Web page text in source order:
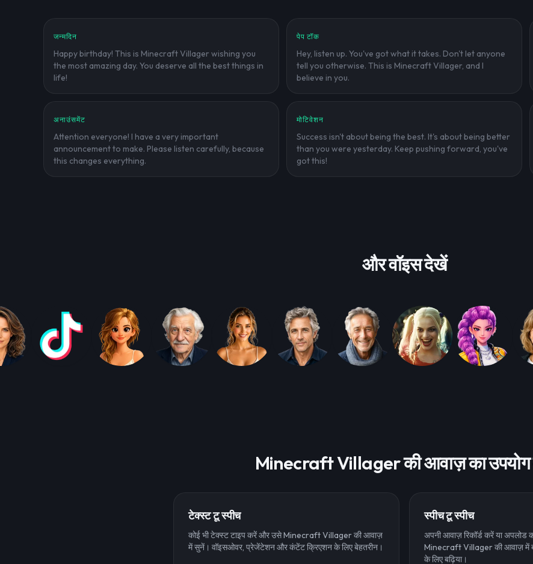
जन्मदिन
Happy birthday! This is Minecraft Villager wishing you
the most amazing day. You deserve all the best things in
life!
पेप टॉक
Hey, listen up. You've got what it takes. Don't let anyone
tell you otherwise. This is Minecraft Villager, and I
believe in you.
अनाउंसमेंट
Attention everyone! I have a very important
announcement to make. Please listen carefully, because
this changes everything.
मोटिवेशन
Success isn't about being the best. It's about being better
than you were yesterday. Keep pushing forward, you've
got this!
और वॉइस देखें
Minecraft Villager की आवाज़ का
टेक्स्ट टू स्पीच
कोई भी टेक्स्ट टाइप करें और उसे Minecraft Villager की आवाज़
में सुनें। वॉइसओवर, प्रेजेंटेशन और कंटेंट क्रिएशन के लिए बेहतरीन।
स्पीच टू स्पीच
अपनी आवाज़ रिकॉर्ड करें या अपलोड
Minecraft Villager की आवाज़ में
के लिए बढ़िया।